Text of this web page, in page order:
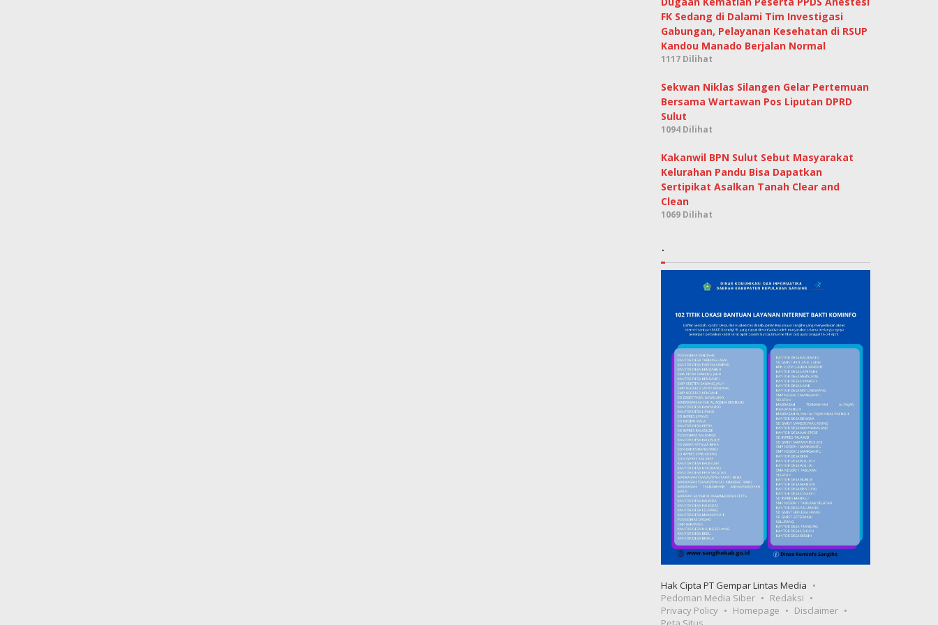
FK Sedang di Dalami Tim Investigasi
Gabungan, Pelayanan Kesehatan di RSUP
Kandou Manado Berjalan Normal
1117 Dilihat
Sekwan Niklas Silangen Gelar Pertemuan
Bersama Wartawan Pos Liputan DPRD
Sulut
1094 Dilihat
Kakanwil BPN Sulut Sebut Masyarakat
Kelurahan Pandu Bisa Dapatkan
Sertipikat Asalkan Tanah Clear and
Clean
1069 Dilihat
.
Hak Cipta PT Gempar Lintas Media
Pedoman Media Siber
Redaksi
Privacy Policy
Homepage
Disclaimer